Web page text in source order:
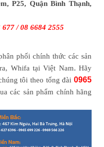
P25, Quận Bình Thạnh,
/ 08 6684 2555
phối chính thức các sản
Whifa tại Việt Nam.Hãy
tôi theo tổng đài 0965
các sản phẩm chính hãng